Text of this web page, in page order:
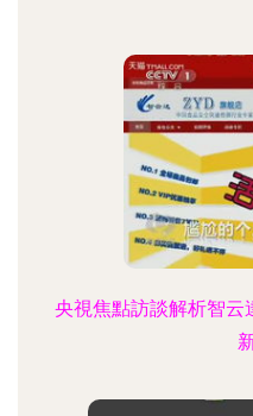
央視焦點訪談解析智云